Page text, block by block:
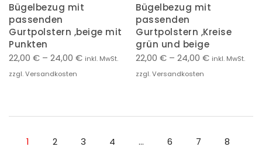
Bügelbezug mit
passenden
Gurtpolstern ,beige mit
Punkten
22,00 € – 24,00 € inkl. MwSt.
zzgl. Versandkosten
Bügelbezug mit
passenden
Gurtpolstern ,Kreise
grün und beige
22,00 € – 24,00 € inkl. MwSt.
zzgl. Versandkosten
1 2 3 4 … 6 7 8